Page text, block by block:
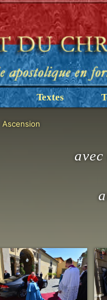
Textes
Ascension